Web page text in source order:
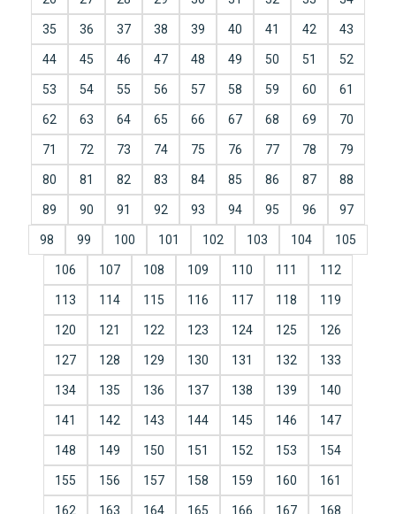
35 36 37 38 39 40 41 42 43
44 45 46 47 48 49 50 51 52
53 54 55 56 57 58 59 60 61
62 63 64 65 66 67 68 69 70
71 72 73 74 75 76 77 78 79
80 81 82 83 84 85 86 87 88
89 90 91 92 93 94 95 96 97
98 99 100 101 102 103 104 105
106 107 108 109 110 111 112
113 114 115 116 117 118 119
120 121 122 123 124 125 126
127 128 129 130 131 132 133
134 135 136 137 138 139 140
141 142 143 144 145 146 147
148 149 150 151 152 153 154
155 156 157 158 159 160 161
162 163 164 165 166 167 168